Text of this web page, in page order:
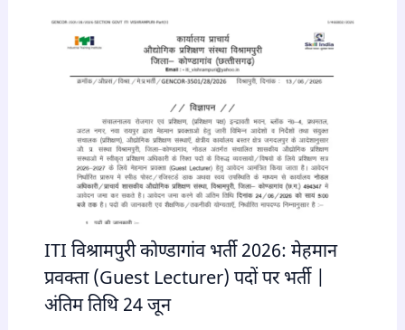
ITI विश्रामपुरी कोण्डागांव भर्ती 2026: मेहमान
प्रवक्ता (Guest Lecturer) पदों पर भर्ती |
अंतिम तिथि 24 जून